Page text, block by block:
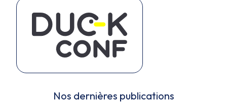
Nos dernières publications